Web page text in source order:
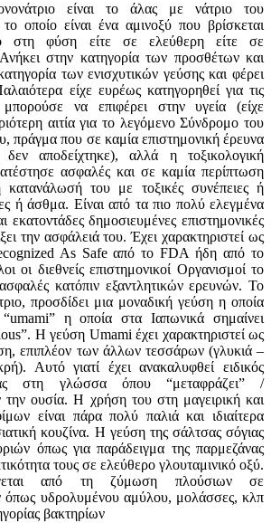
είναι το άλας με νάτριο του
το οποίο είναι ένα αμινοξύ που βρίσκεται
στη φύση είτε σε ελεύθερη είτε σε
στην κατηγορία των προσθέτων και
των ενισχυτικών γεύσης και φέρει
είχε ευρέως κατηγορηθεί για τις
να επιφέρει στην υγεία (είχε
αιτία για το λεγόμενο Σύνδρομο του
πράγμα που σε καμία επιστημονική έρευνα
δεν αποδείχτηκε), αλλά η τοξικολογική
ασφαλές και σε καμία περίπτωση
κατανάλωσή του με τοξικές συνέπειες ή
ή άσθμα. Είναι από τα πιο πολύ ελεγμένα
εκατοντάδες δημοσιευμένες επιστημονικές
την ασφάλειά του. Έχει χαρακτηριστεί ως
As Safe από το FDA ήδη από το
οι διεθνείς επιστημονικοί Οργανισμοί το
κατόπιν εξαντλητικών ερευνών. Το
προσδίδει μια μοναδική γεύση η οποία
η οποία στα Ιαπωνικά σημαίνει
H γεύση Umami έχει χαρακτηριστεί ως
επιπλέον των άλλων τεσσάρων (γλυκιά –
Αυτό γιατί έχει ανακαλυφθεί ειδικός
στη γλώσσα όπου “μεταφράζει” /
την ουσία. Η χρήση του στη μαγειρική και
είναι πάρα πολύ παλιά και ιδιαίτερα
κουζίνα. Η γεύση της σάλτσας σόγιας
όπως για παράδειγμα της παρμεζάνας
τους σε ελεύθερο γλουταμινικό οξύ.
από τη ζύμωση πλούσιων σε
όπως υδρολυμένου αμύλου, μολάσσες, κλπ
βακτηρίων